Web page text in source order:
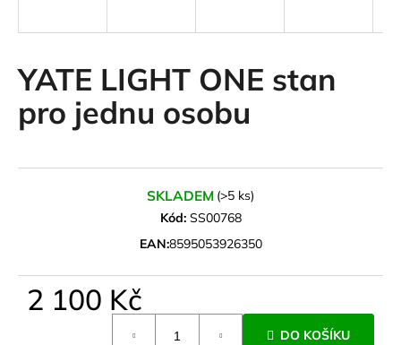
YATE LIGHT ONE stan
pro jednu osobu
SKLADEM (>5 ks)
Kód: SS00768
EAN:8595053926350
2 100 Kč
DO KOŠÍKU
í
t
?
D